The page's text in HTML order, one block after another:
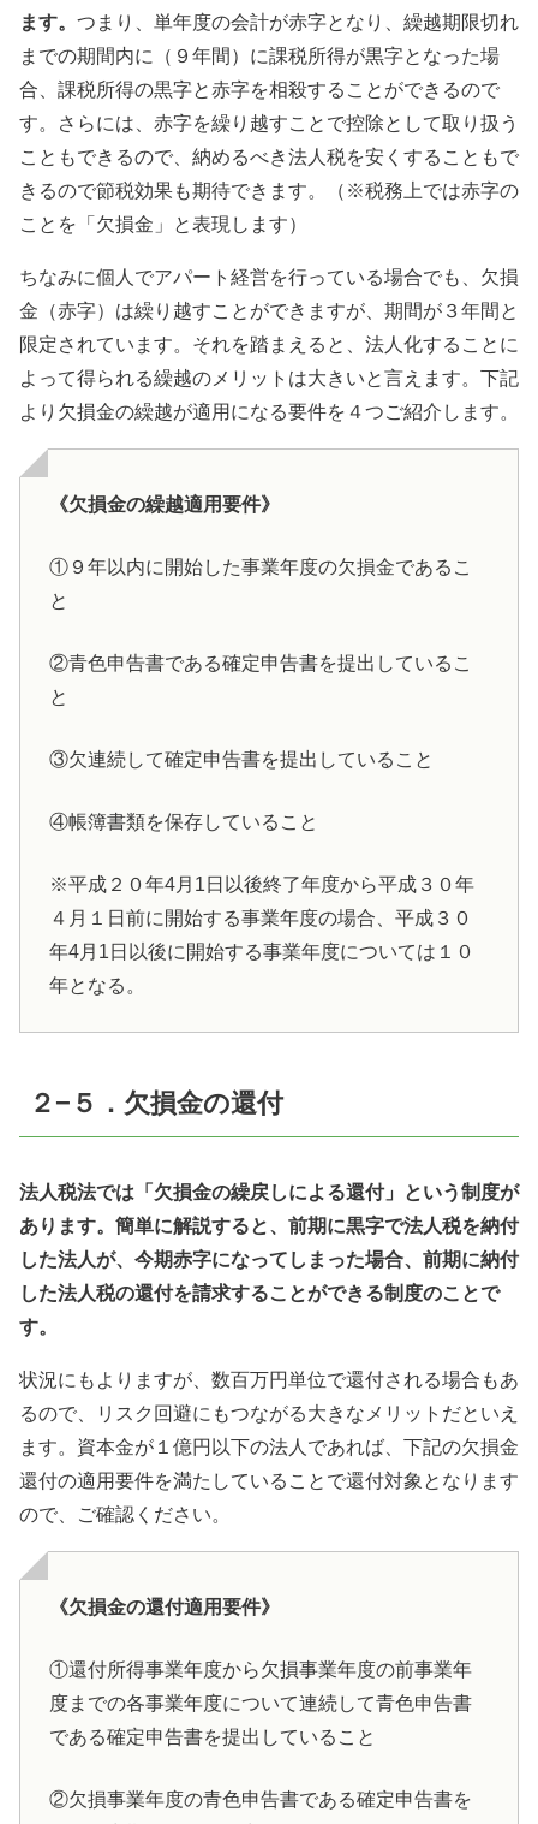
ます。 つまり、単年度の会計が赤字となり、繰越期限切れ
までの期間内に（９年間）に課税所得が黒字となった場
合、課税所得の黒字と赤字を相殺することができるので
す。さらには、赤字を繰り越すことで控除として取り扱う
こともできるので、納めるべき法人税を安くすることもで
きるので節税効果も期待できます。（※税務上では赤字の
ことを「欠損金」と表現します）
ちなみに個人でアパート経営を行っている場合でも、欠損
金（赤字）は繰り越すことができますが、期間が３年間と
限定されています。それを踏まえると、法人化することに
よって得られる繰越のメリットは大きいと言えます。下記
より欠損金の繰越が適用になる要件を４つご紹介します。
《欠損金の繰越適用要件》
①９年以内に開始した事業年度の欠損金であるこ
と
②青色申告書である確定申告書を提出しているこ
と
③欠連続して確定申告書を提出していること
④帳簿書類を保存していること
※平成２０年4月1日以後終了年度から平成３０年
４月１日前に開始する事業年度の場合、平成３０
年4月1日以後に開始する事業年度については１０
年となる。
２−５．欠損金の還付
法人税法では「欠損金の繰戻しによる還付」という制度が
あります。簡単に解説すると、前期に黒字で法人税を納付
した法人が、今期赤字になってしまった場合、前期に納付
した法人税の還付を請求することができる制度のことで
す。
状況にもよりますが、数百万円単位で還付される場合もあ
るので、リスク回避にもつながる大きなメリットだといえ
ます。資本金が１億円以下の法人であれば、下記の欠損金
還付の適用要件を満たしていることで還付対象となります
ので、ご確認ください。
《欠損金の還付適用要件》
①還付所得事業年度から欠損事業年度の前事業年
度までの各事業年度について連続して青色申告書
である確定申告書を提出していること
②欠損事業年度の青色申告書である確定申告書を